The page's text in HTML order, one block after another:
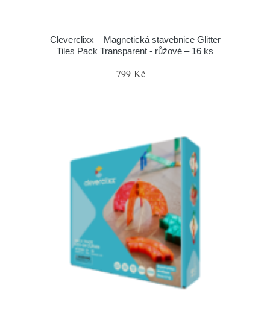
Cleverclixx – Magnetická stavebnice Glitter
Tiles Pack Transparent - růžové – 16 ks
799 Kč